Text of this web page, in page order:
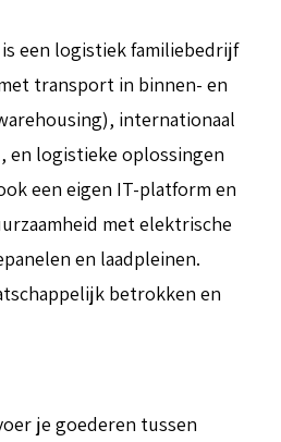
een logistiek familiebedrijf
transport in binnen- en
internationaal
en logistieke oplossingen
een eigen IT-platform en
met elektrische
en laadpleinen.
betrokken en
je goederen tussen